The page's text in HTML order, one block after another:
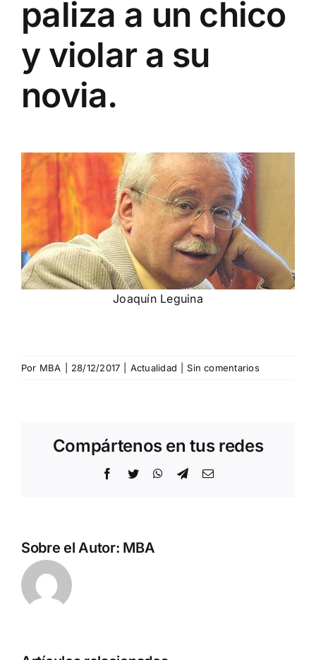
paliza a un chico
y violar a su
novia.
Joaquín Leguina
Por MBA 28/12/2017 Actualidad Sin comentarios
Compártenos en tus redes
Facebook
Twitter WhatsApp
TelegramCorreo
Sobre el Autor: MBA